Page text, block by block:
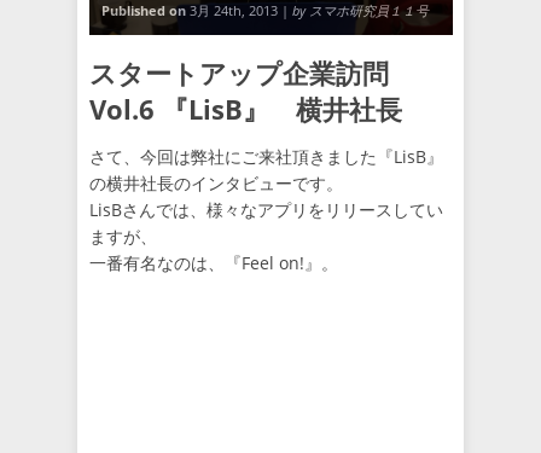
Published on 3月 24th, 2013 | by スマホ研究員１１号
スタートアップ企業訪問
Vol.6 『LisB』 横井社長
さて、今回は弊社にご来社頂きました『LisB』
の横井社長のインタビューです。
LisBさんでは、様々なアプリをリリースしてい
ますが、
一番有名なのは、『Feel on!』。